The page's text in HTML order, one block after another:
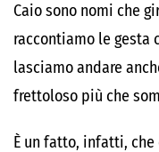
Caio sono nomi che
raccontiamo le gesta
lasciamo andare
frettoloso più che
È un fatto, infatti,